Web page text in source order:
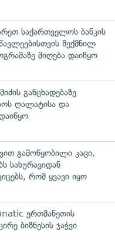
საქართველოს ბანკის
შექმნილ
მიღება დაიწყო
განცხადებაზე
ღალატისა და
გამოწყობილი კაცი,
სახურავიდან
რომ ყვავი იყო
ერთმანეთის
ბიზნესის ჯაჭვი